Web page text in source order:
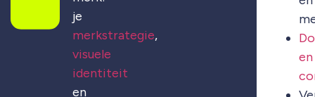
je
merkstrategie,
visuele
identiteit
en
en